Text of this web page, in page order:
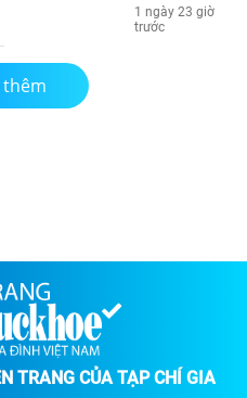
1 ngày 23 giờ
trước
thêm
TRANG CỦA TẠP CHÍ GIA